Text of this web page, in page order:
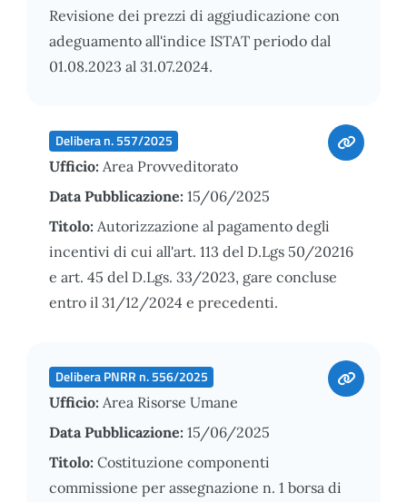
Revisione dei prezzi di aggiudicazione con
adeguamento all'indice ISTAT periodo dal
01.08.2023 al 31.07.2024.
Delibera n. 557/2025
Ufficio: Area Provveditorato
Data Pubblicazione: 15/06/2025
Titolo: Autorizzazione al pagamento degli
incentivi di cui all'art. 113 del D.Lgs 50/20216
e art. 45 del D.Lgs. 33/2023, gare concluse
entro il 31/12/2024 e precedenti.
Delibera PNRR n. 556/2025
Ufficio: Area Risorse Umane
Data Pubblicazione: 15/06/2025
Titolo: Costituzione componenti
commissione per assegnazione n. 1 borsa di